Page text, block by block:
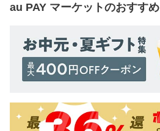
au PAY マーケットのおすすめ